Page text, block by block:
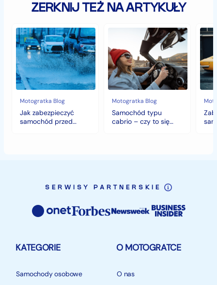
ZERKNIJ TEŻ NA ARTYKUŁY
Jak
zabezpieczyć
samochód
przed
jesiennymi
chłodami
i
deszczem?
Motogratka Blog
Jak zabezpieczyć
samochód przed
Samochód
cabrio
–
czy
to
się
opłaca
w
polskim
klimacie?
Motogratka Blog
Samochód typu
cabrio – czy to się
czyli
SERWISY PARTNERSKIE
KATEGORIE
Samochody osobowe
O MOTOGRATCE
O nas